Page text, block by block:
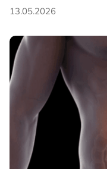
13.05.2026